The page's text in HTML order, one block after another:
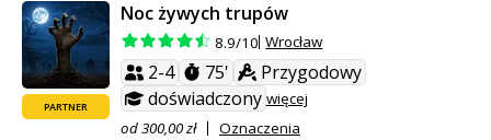
PARTNER
Noc żywych trupów
8.9/10 Wrocław
2-4 75'
Przygodowy
doświadczony więcej
od 300,00 zł
Oznaczenia